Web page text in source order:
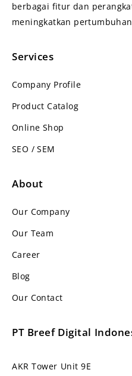
berbagai fitur dan
meningkatkan
Services
Company Profile
Product Catalog
Online Shop
SEO / SEM
About
Our Company
Our Team
Career
Blog
Our Contact
PT Breef Digital
AKR Tower Unit 9E